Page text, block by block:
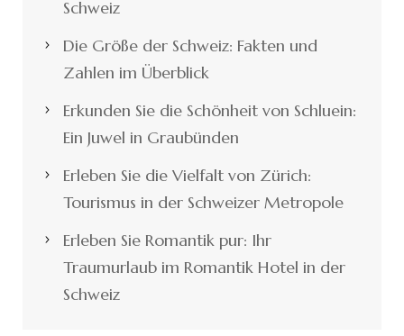
Schweiz
Die Größe der Schweiz: Fakten und
Zahlen im Überblick
Erkunden Sie die Schönheit von Schluein:
Ein Juwel in Graubünden
Erleben Sie die Vielfalt von Zürich:
Tourismus in der Schweizer Metropole
Erleben Sie Romantik pur: Ihr
Traumurlaub im Romantik Hotel in der
Schweiz